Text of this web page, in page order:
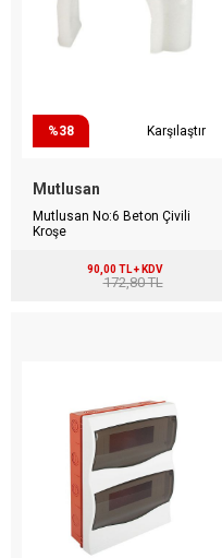
%38 Karşılaştır
Mutlusan
Mutlusan No:6 Beton Çivili
Kroşe
90,00 TL + KDV
172,80 TL